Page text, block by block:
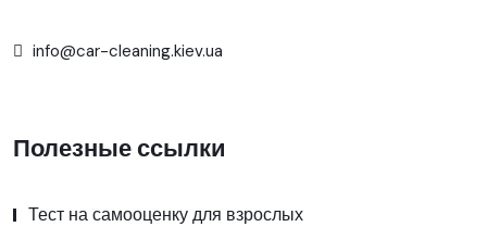
info@car-cleaning.kiev.ua
Полезные ссылки
Тест на самооценку для взрослых